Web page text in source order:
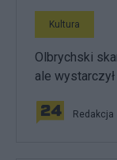
Kultura
Olbrychski
ale
Redakcja